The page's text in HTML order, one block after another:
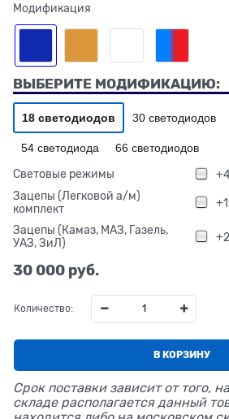
Модификация
ВЫБЕРИТЕ МОДИФИКАЦИЮ:
18 светодиодов 30 светодиодов
54 светодиода
66 светодиодов
Световые режимы
Зацепы (Легковой а/м)
комплект
Зацепы (Камаз, МАЗ, Газель,
УАЗ, ЗиЛ)
30 000 руб.
Количество:
В КОРЗИНУ
Срок поставки зависит от того,
складе располагается данный